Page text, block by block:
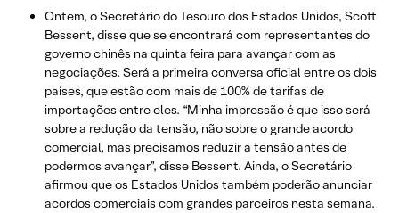
Ontem, o Secretário do Tesouro dos Estados Unidos, Scott
Bessent, disse que se encontrará com representantes do
governo chinês na quinta feira para avançar com as
negociações. Será a primeira conversa oficial entre os dois
países, que estão com mais de 100% de tarifas de
importações entre eles. “Minha impressão é que isso será
sobre a redução da tensão, não sobre o grande acordo
comercial, mas precisamos reduzir a tensão antes de
podermos avançar”, disse Bessent. Ainda, o Secretário
afirmou que os Estados Unidos também poderão anunciar
acordos comerciais com grandes parceiros nesta semana.